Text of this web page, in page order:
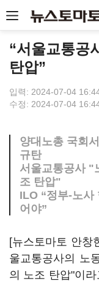
“서울교통공
탄압”
입력: 2024-07-04
수정: 2024-07-04
양대노총 국회
규탄
서울교통공사 "
조 탄압"
ILO “정부-노사
어야”
[뉴스토마토 안창
울교통공사의 노
의 노조 탄압"이